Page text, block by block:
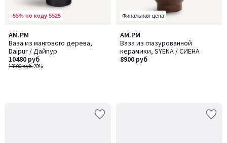
-55% по коду 5525
AM.PM
Ваза из мангового дерева,
Daipur / Дайпур
13100 руб-20%
10480 руб
Финальная цена
AM.PM
Ваза из глазурованной
керамики, SYENA / СИЕНА
8900 руб